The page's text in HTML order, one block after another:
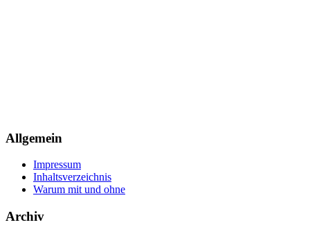
Allgemein
Impressum
Inhaltsverzeichnis
Warum mit und ohne
Archiv